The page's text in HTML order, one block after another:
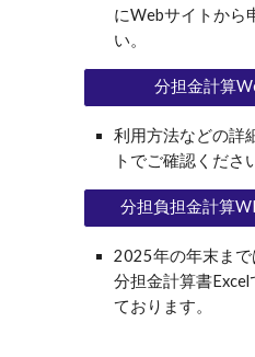
にWebサイトから
い。
分担金計算
利用方法などの詳
トでご確認くださ
分担負担金計算
2025年の年末ま
分担金計算書
ております。